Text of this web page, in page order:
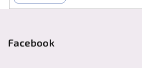
Facebook